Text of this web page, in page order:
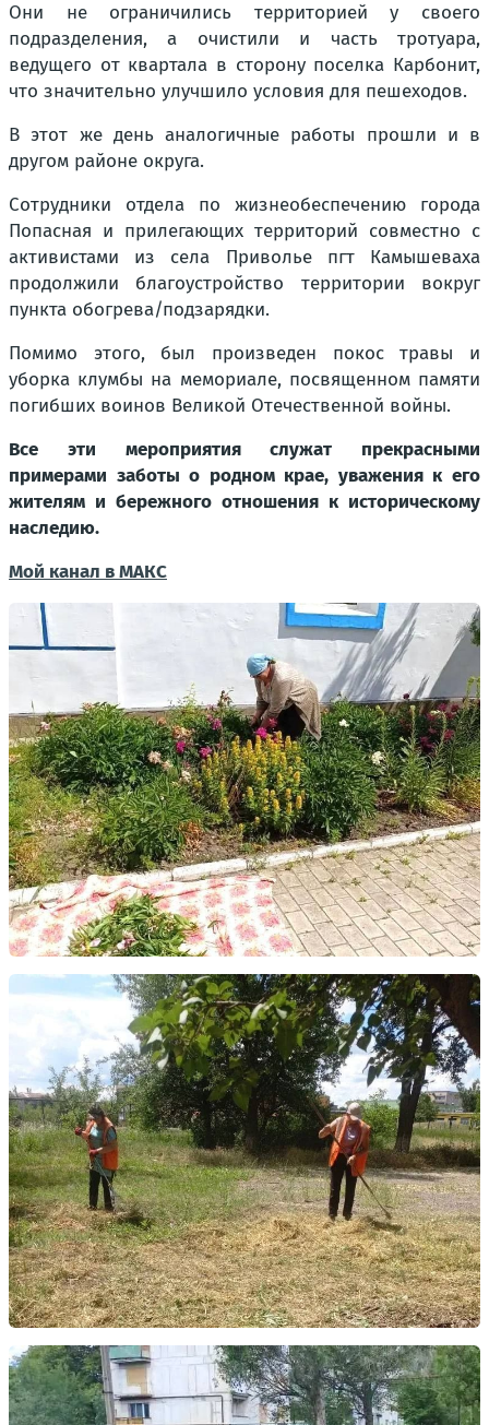
Они не ограничились территорией у своего
подразделения, а очистили и часть тротуара,
ведущего от квартала в сторону поселка Карбонит,
что значительно улучшило условия для пешеходов.
В этот же день аналогичные работы прошли и в
другом районе округа.
Сотрудники отдела по жизнеобеспечению города
Попасная и прилегающих территорий совместно с
активистами из села Приволье пгт Камышеваха
продолжили благоустройство территории вокруг
пункта обогрева/подзарядки.
Помимо этого, был произведен покос травы и
уборка клумбы на мемориале, посвященном памяти
погибших воинов Великой Отечественной войны.
Все эти мероприятия служат прекрасными
примерами заботы о родном крае, уважения к его
жителям и бережного отношения к историческому
наследию.
Мой канал в МАКС